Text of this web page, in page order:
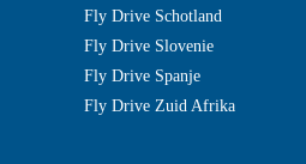
Fly Drive Schotland
Fly Drive Slovenie
Fly Drive Spanje
Fly Drive Zuid Afrika